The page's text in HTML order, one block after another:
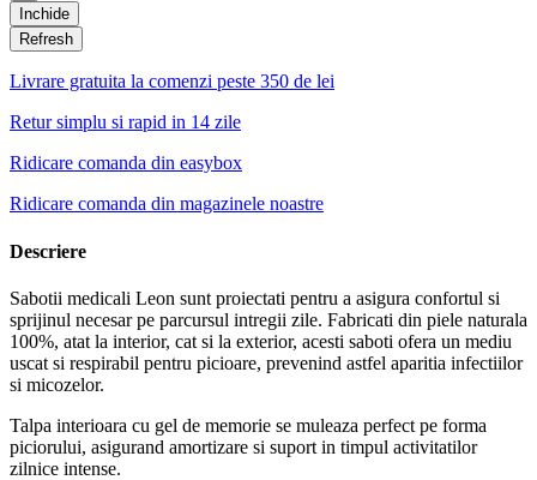
Inchide
Livrare gratuita la comenzi peste 350 de lei
Retur simplu si rapid in 14 zile
Ridicare comanda din easybox
Ridicare comanda din magazinele noastre
Descriere
Sabotii medicali Leon sunt proiectati pentru a asigura confortul si
sprijinul necesar pe parcursul intregii zile. Fabricati din piele naturala
100%, atat la interior, cat si la exterior, acesti saboti ofera un mediu
uscat si respirabil pentru picioare, prevenind astfel aparitia infectiilor
si micozelor.
Talpa interioara cu gel de memorie se muleaza perfect pe forma
piciorului, asigurand amortizare si suport in timpul activitatilor
zilnice intense.